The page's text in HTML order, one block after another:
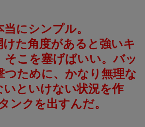
にシンプル。
けた角度があると強いキ
そこを塞げばいい。バッ
つために、かなり無理な
いといけない状況を作
ンクを出すんだ。